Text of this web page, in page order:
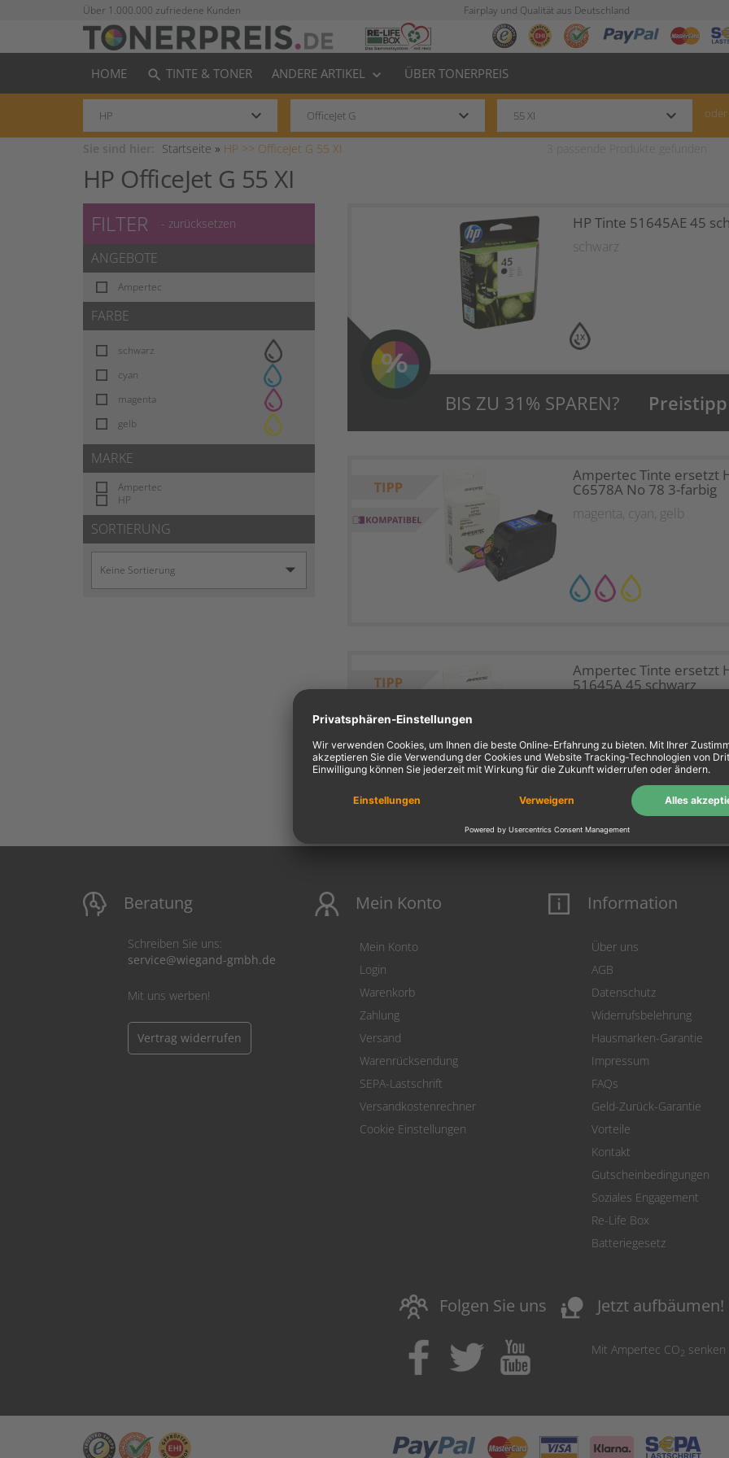
Über 1.000.000 zufriedene Kunden Fairplay und Qualität aus Deutschland
HOME search TINTE & TONER ANDERE ARTIKEL keyboard_arrow_down ÜBER TONERPREIS
keyboard_arrow_down keyboard_arrow_down keyboard_arrow_down oder
Startseite » HP >> OfficeJet G 55 XI
HP OfficeJet G 55 XI
FILTER - zurücksetzen
ANGEBOTE
Ampertec
FARBE
schwarz
cyan
magenta
gelb
MARKE
Ampertec
HP
SORTIERUNG
1X
HP Tinte 51645AE 45
schwarz
BIS ZU 31% SPAREN?
Ampertec Tinte ersetzt
C6578A No 78 3-farbig
magenta, cyan, gelb
Ampertec Tinte ersetzt
51645A 45 schwarz
Beratung
Schreiben Sie uns:
service@wiegand-gmbh.de
Mit uns werben!
Vertrag widerrufen
Mein Konto
Mein Konto
Login
Warenkorb
Zahlung
Versand
Warenrücksendung
SEPA-Lastschrift
Versandkostenrechner
Cookie Einstellungen
Information
Über uns
AGB
Datenschutz
Widerrufsbelehrung
Hausmarken-Garantie
Impressum
FAQs
Geld-Zurück-Garantie
Vorteile
Kontakt
Gutscheinbedingungen
Soziales Engagement
Re-Life Box
Batteriegesetz
Folgen Sie uns nature_people Jetzt aufbäumen!
Mit Ampertec CO2 senken